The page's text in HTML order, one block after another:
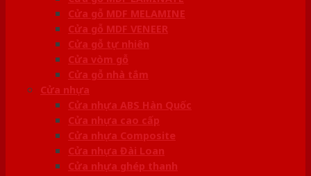
Cửa gỗ MDF MELAMINE
Cửa gỗ MDF VENEER
Cửa gỗ tự nhiên
Cửa vòm gỗ
Cửa gỗ nhà tắm
Cửa nhựa
Cửa nhựa ABS Hàn Quốc
Cửa nhựa cao cấp
Cửa nhựa Composite
Cửa nhựa Đài Loan
Cửa nhựa ghép thanh